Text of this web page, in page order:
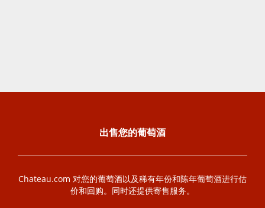
出售您的葡萄酒
Chateau.com 对您的葡萄酒以及稀有年份和陈年葡萄酒进行估
价和回购。同时还提供寄售服务。